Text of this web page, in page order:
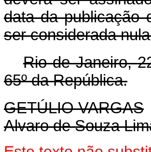
data da publicação
ser considerada
Rio de Janeiro,
65º da República.
GETÚLIO VARGAS
Alvaro de Souza